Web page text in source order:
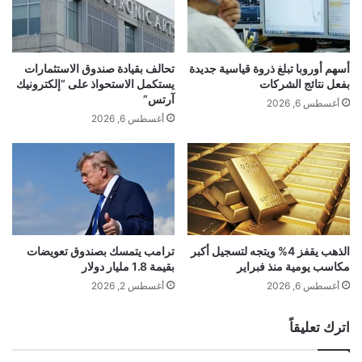
بالضرورة عن رأي موقع “yalebnan.org”،
والمسؤولية الكاملة تقع على عاتق المصدر
الأصلي.
ملاحظة:قد يتم استخدام الترجمة الآلية في بعض
شارك هذا الموضوع:
■ مصدر الخبر الأصلي
نشر لأول مرة على: yalebnan.org
أسهم أوروبا تبلغ ذروة قياسية جديدة
بفعل نتائج الشركات
أغسطس 6, 2026
تحالف بقيادة صندوق الاستثمارات
يستكمل الاستحواذ على “إلكترونيك
آرتس”
أغسطس 6, 2026
الذهب يقفز 4% ويتجه لتسجيل أكبر
مكاسب يومية منذ فبراير
أغسطس 6, 2026
ترامب يتمسك بصندوق تعويضات
بقيمة 1.8 مليار دولار
أغسطس 2, 2026
اترك تعليقاً